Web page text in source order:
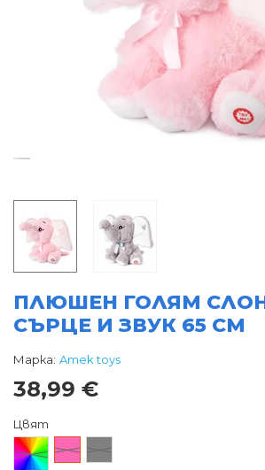
ПЛЮШЕН ГОЛЯМ
СЪРЦЕ И ЗВУК 65 СМ
Марка: Amek toys
38,99 €
Цвят
Произволен/
микс
Розов